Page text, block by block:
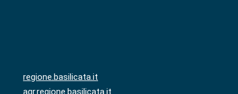
regione.basilicata.it
agr.regione.basilicata.it